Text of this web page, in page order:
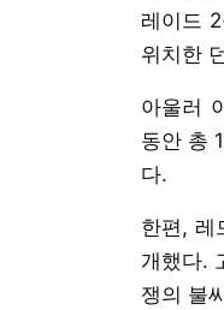
레이드
위치한
아울러
동안 총
다.
한편, 레
개했다.
쟁의 불